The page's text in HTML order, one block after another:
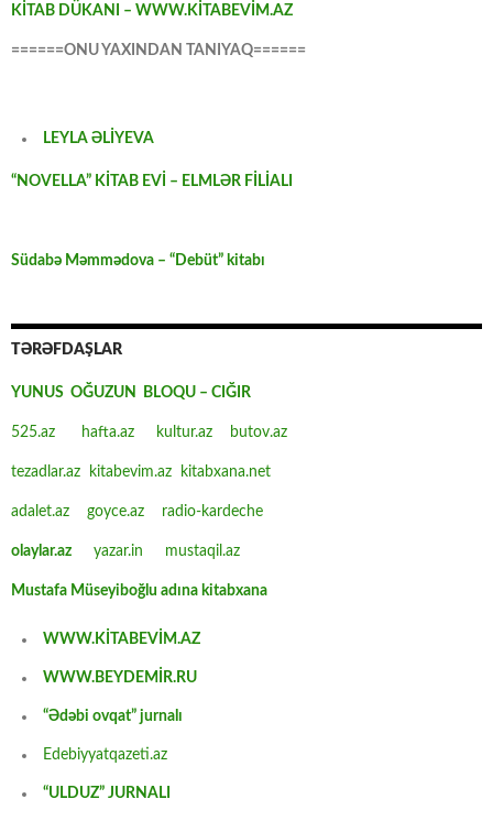
KİTAB DÜKANI – WWW.KİTABEVİM.AZ
======ONU YAXINDAN TANIYAQ======
LEYLA ƏLİYEVA
“NOVELLA” KİTAB EVİ – ELMLƏR FİLİALI
Südabə Məmmədova – “Debüt” kitabı
TƏRƏFDAŞLAR
YUNUS OĞUZUN BLOQU – CIĞIR
525.az hafta.az kultur.az butov.az
tezadlar.az kitabevim.az kitabxana.net
adalet.az goyce.az radio-kardeche
olaylar.az yazar.in mustaqil.az
Mustafa Müseyiboğlu adına kitabxana
WWW.KİTABEVİM.AZ
WWW.BEYDEMİR.RU
“Ədəbi ovqat” jurnalı
Edebiyyatqazeti.az
“ULDUZ” JURNALI